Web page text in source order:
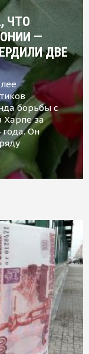
ЧТО
—
ДВЕ
борьбы с
Харпе за
Он